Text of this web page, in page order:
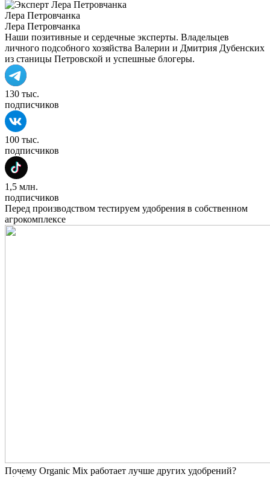
Лера Петровчанка
Лера Петровчанка
Наши позитивные и сердечные эксперты. Владельцев
личного подсобного хозяйства Валерии и Дмитрия Дубенских
из станицы Петровской и успешные блогеры.
130 тыс.
подписчиков
100 тыс.
подписчиков
1,5 млн.
подписчиков
Перед производством тестируем удобрения в собственном
агрокомплексе
Почему Organic Mix работает лучше других удобрений?